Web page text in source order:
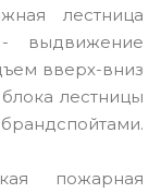
лестница
- выдвижение
вверх-вниз
лестницы
пожарная